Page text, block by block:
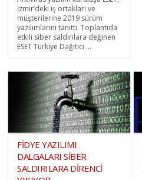
İzmir’deki iş ortakları ve
müşterilerine 2019 sürüm
yazılımlarını tanıttı. Toplantıda
etkili siber saldırılara değinen
ESET Türkiye Dağıtıcı ...
FİDYE YAZILIMI
DALGALARI SİBER
SALDIRILARA DİRENCİ